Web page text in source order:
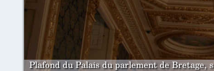
Plafond du Palais du parlement de Bretage,